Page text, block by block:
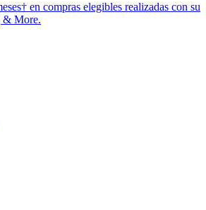
en compras elegibles realizadas con su
& More.